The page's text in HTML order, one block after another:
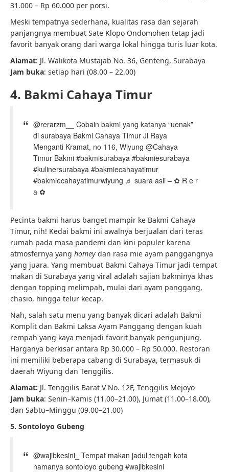
31.000 – Rp 60.000 per porsi.
Meski tempatnya sederhana, kualitas rasa dan sejarah
panjangnya membuat Sate Klopo Ondomohen tetap jadi
favorit banyak orang dari warga lokal hingga turis luar kota.
Alamat: Jl. Walikota Mustajab No. 36, Genteng, Surabaya
Jam buka: setiap hari (08.00 – 22.00)
4. Bakmi Cahaya Timur
@rerarzm__ Cobain bakmi yang katanya “uenak”
di surabaya Bakmi Cahaya Timur Jl Raya
Menganti Kramat, no 116, Wiyung @Cahaya
Timur Bakmi #bakmisurabaya #bakmiesurabaya
#kulinersurabaya #bakmiecahayatimur
#bakmiecahayatimurwiyung ♬ suara asli – ✿ R e r
a ✿
Pecinta bakmi harus banget mampir ke Bakmi Cahaya
Timur, nih! Kedai bakmi ini awalnya berjualan dari teras
rumah pada masa pandemi dan kini populer karena
atmosfernya yang homey dan rasa mie ayam panggangnya
yang juara. Yang membuat Bakmi Cahaya Timur jadi tempat
makan di Surabaya yang viral adalah sajian bakminya khas
dengan topping melimpah, mulai dari ayam panggang,
chasio, hingga telur kecap.
Nah, salah satu menu yang banyak dicari adalah Bakmi
Komplit dan Bakmi Laksa Ayam Panggang dengan kuah
rempah yang kaya menjadi favorit banyak pengunjung.
Harganya berkisar antara Rp 30.000 – Rp 50.000. Restoran
ini memiliki beberapa cabang di Surabaya, termasuk di
daerah Wiyung dan Tenggilis.
Alamat: Jl. Tenggilis Barat V No. 12F, Tenggilis Mejoyo
Jam buka: Senin–Kamis (11.00–21.00), Jumat (11.00–18.00),
dan Sabtu–Minggu (09.00–21.00)
5. Sontoloyo Gubeng
@wajibkesini_ Tempat makan jadul tengah kota
namanya sontoloyo gubeng #wajibkesini